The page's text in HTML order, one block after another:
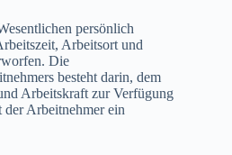
persönlich
Arbeitsort und
Die
besteht darin, dem
Arbeitskraft zur Verfügung
der Arbeitnehmer ein